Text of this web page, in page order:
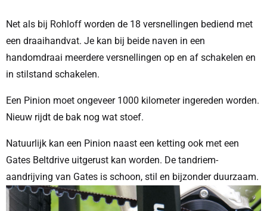
Net als bij Rohloff worden de 18 versnellingen bediend met
een draaihandvat. Je kan bij beide naven in een
handomdraai meerdere versnellingen op en af schakelen en
in stilstand schakelen.
Een Pinion moet ongeveer 1000 kilometer ingereden worden.
Nieuw rijdt de bak nog wat stoef.
Natuurlijk kan een Pinion naast een ketting ook met een
Gates Beltdrive uitgerust kan worden. De tandriem-
aandrijving van Gates is schoon, stil en bijzonder duurzaam.